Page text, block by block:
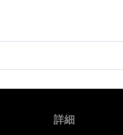
詳細